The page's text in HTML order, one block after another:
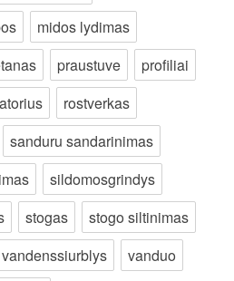
midos lydimas
praustuve
profiliai
rostverkas
sanduru sandarinimas
sildomosgrindys
stogas
stogo siltinimas
vandenssiurblys
vanduo